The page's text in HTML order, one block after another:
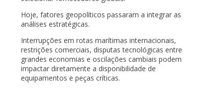
Hoje, fatores geopolíticos passaram a integrar as
análises estratégicas.
Interrupções em rotas marítimas internacionais,
restrições comerciais, disputas tecnológicas entre
grandes economias e oscilações cambiais podem
impactar diretamente a disponibilidade de
equipamentos e peças críticas.